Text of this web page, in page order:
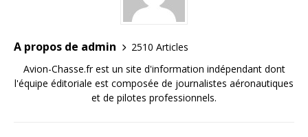
A propos de admin
2510 Articles
Avion-Chasse.fr est un site d'information indépendant dont
l'équipe éditoriale est composée de journalistes aéronautiques
et de pilotes professionnels.